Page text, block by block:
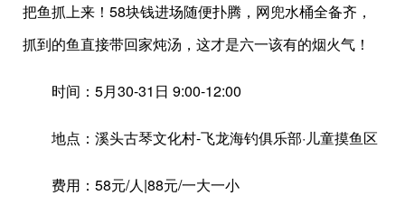
把鱼抓上来！58块钱进场随便扑腾，网兜水桶全备齐，
抓到的鱼直接带回家炖汤，这才是六一该有的烟火气！
时间：5月30-31日 9:00-12:00
地点：溪头古琴文化村-飞龙海钓俱乐部·儿童摸鱼区
费用：58元/人|88元/一大一小